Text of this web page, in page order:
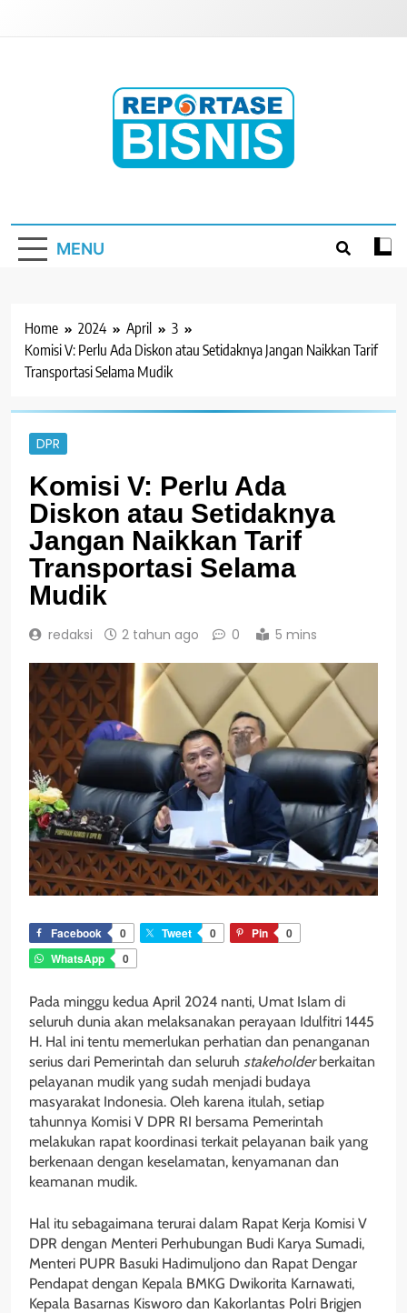
MENU
Home 2024 April
3
Komisi V: Perlu Ada Diskon atau Setidaknya Jangan Naikkan Tarif
Transportasi Selama Mudik
DPR
Komisi V: Perlu Ada
Diskon atau Setidaknya
Jangan Naikkan Tarif
Transportasi Selama
Mudik
redaksi 2 tahun ago 0 5 mins
Facebook 0 Tweet 0 Pin
0
WhatsApp
0
Pada minggu kedua April 2024 nanti, Umat Islam di
seluruh dunia akan melaksanakan perayaan Idulfitri 1445
H. Hal ini tentu memerlukan perhatian dan penanganan
serius dari Pemerintah dan seluruh stakeholderberkaitan
pelayanan mudik yang sudah menjadi budaya
masyarakat Indonesia. Oleh karena itulah, setiap
tahunnya Komisi V DPR RI bersama Pemerintah
melakukan rapat koordinasi terkait pelayanan baik yang
berkenaan dengan keselamatan, kenyamanan dan
keamanan mudik.
Hal itu sebagaimana terurai dalam Rapat Kerja Komisi V
DPR dengan Menteri Perhubungan Budi Karya Sumadi,
Menteri PUPR Basuki Hadimuljono dan Rapat Dengar
Pendapat dengan Kepala BMKG Dwikorita Karnawati,
Kepala Basarnas Kisworo dan Kakorlantas Polri Brigjen